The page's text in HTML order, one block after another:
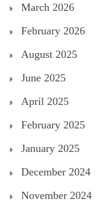
March 2026
February 2026
August 2025
June 2025
April 2025
February 2025
January 2025
December 2024
November 2024